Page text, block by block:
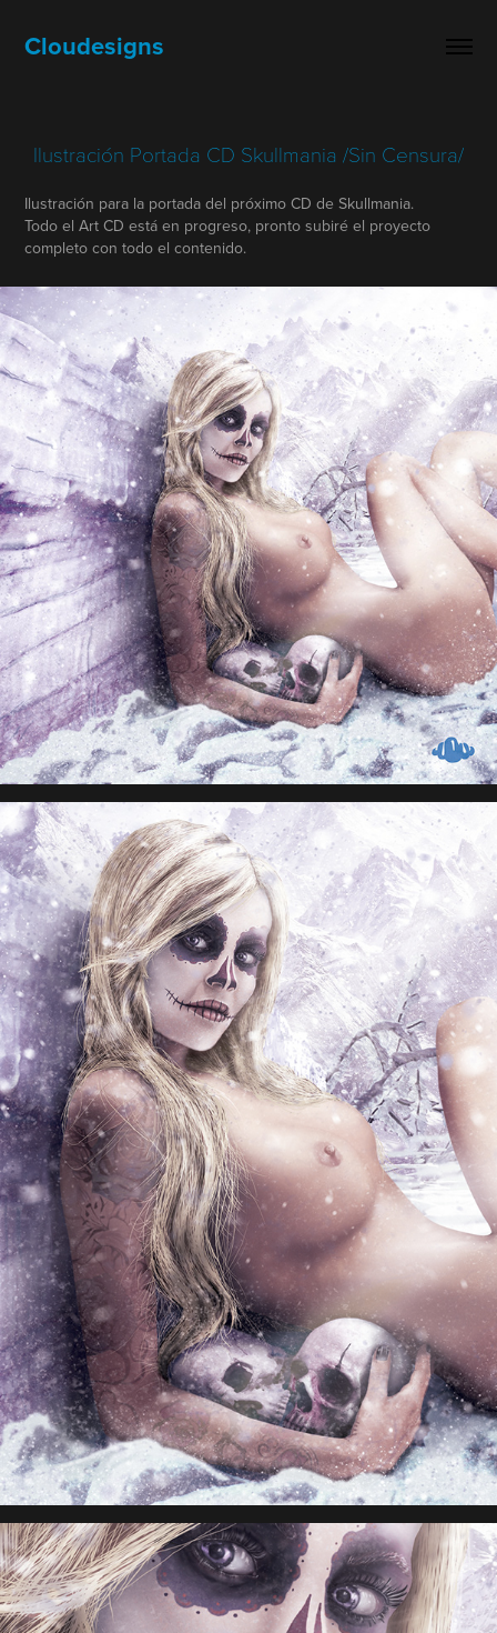
Cloudesigns
Ilustración Portada CD Skullmania /Sin Censura/
Ilustración para la portada del próximo CD de Skullmania.
Todo el Art CD está en progreso, pronto subiré el proyecto
completo con todo el contenido.